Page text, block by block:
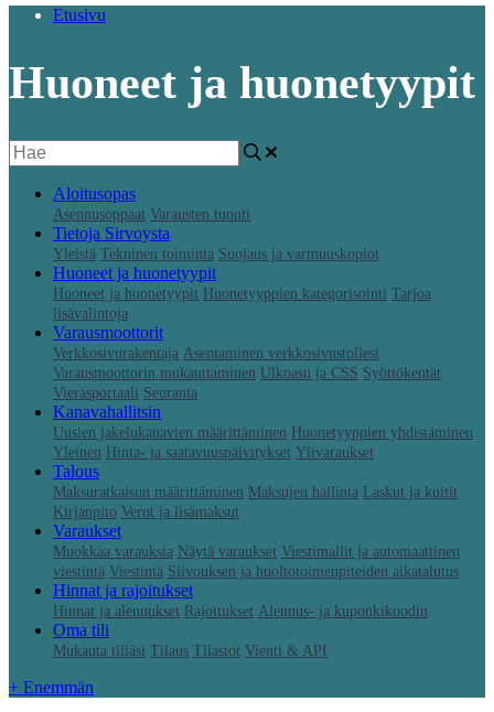
Etusivu
Huoneet ja huonetyypit
Aloitusopas
Asennusoppaat Varausten tuonti
Tietoja Sirvoysta
Yleistä Tekninen toiminta Suojaus ja varmuuskopiot
Huoneet ja huonetyypit
Huoneet ja huonetyypit Huonetyyppien kategorisointi Tarjoa
lisävalintoja
Varausmoottorit
Verkkosivurakentaja Asentaminen verkkosivustollesi
Varausmoottorin mukauttaminen Ulkoasu ja CSS Syöttökentät
Vierasportaali Seuranta
Kanavahallitsin
Uusien jakelukanavien määrittäminen Huonetyyppien yhdistäminen
Yleinen Hinta- ja saatavuuspäivitykset Ylivaraukset
Talous
Maksuratkaisun määrittäminen Maksujen hallinta Laskut ja kuitit
Kirjanpito Verot ja lisämaksut
Varaukset
Muokkaa varauksia Näytä varaukset Viestimallit ja automaattinen
viestintä Viestintä Siivouksen ja huoltotoimenpiteiden aikatalutus
Hinnat ja rajoitukset
Hinnat ja alennukset Rajoitukset Alennus- ja kuponkikoodin
Oma tili
Mukauta tiliäsi Tilaus Tilastot Vienti & API
+ Enemmän